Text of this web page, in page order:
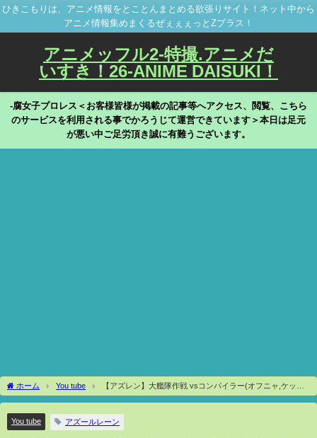
ひきこもりは、アニメ情報をとことんまとめる欲張りサイト！ネット中から
アニメ情報集めまくるぜぇぇぇっとZプラス！
アニメッフル2-特撮.アニメだ
いすき！26-ANIME DAISUKI！
-腐女子プロレス＜お客様皆様が掲載の記事等へアクセス、閲覧、こちら
のサービスを利用される事でかろうじて運営できています＞本日は足元
が悪い中ご足労頂き誠に有難うございます。
ホーム You tube
【アズレン】大艦隊作戦 vsコンパイラー(オフニャ,ケッコ
ンなし,＋10装備)撃破編成解説・セイレーン作戦攻略【アズールレーン/AzurLane/碧蓝
You tube
アズールレーン